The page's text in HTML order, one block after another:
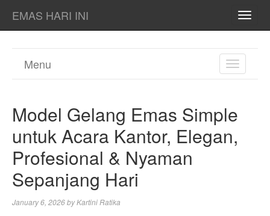
EMAS HARI INI
TOGGLE
Menu
Model Gelang Emas Simple
untuk Acara Kantor, Elegan,
Profesional & Nyaman
Sepanjang Hari
January 6, 2026byKartini Ratika